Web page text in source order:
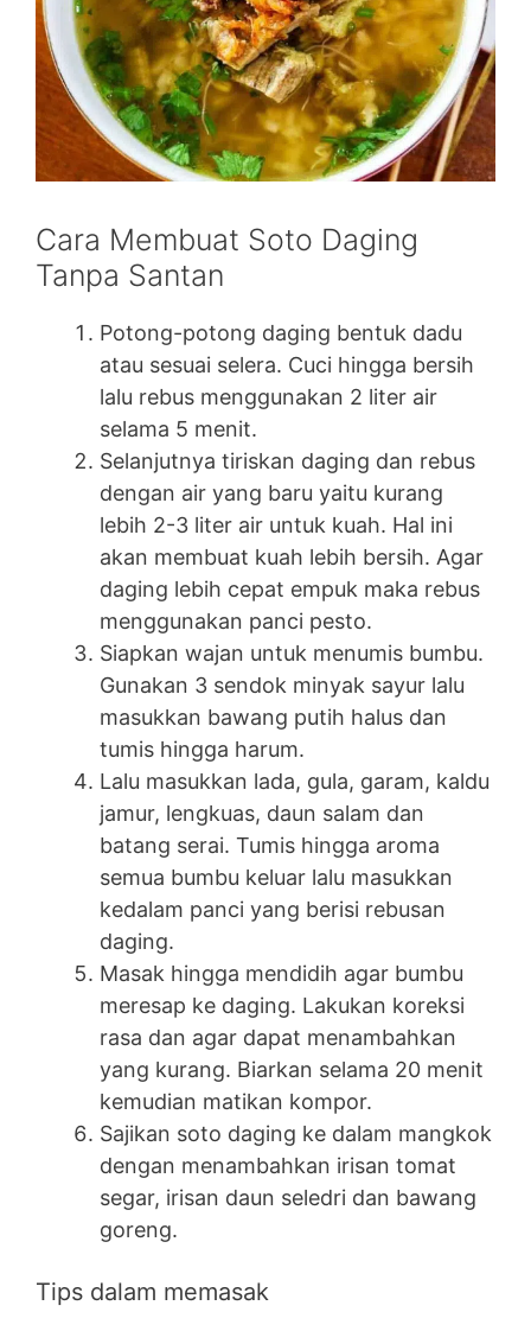
Cara Membuat Soto Daging
Tanpa Santan
Potong-potong daging bentuk dadu
atau sesuai selera. Cuci hingga bersih
lalu rebus menggunakan 2 liter air
selama 5 menit.
Selanjutnya tiriskan daging dan rebus
dengan air yang baru yaitu kurang
lebih 2-3 liter air untuk kuah. Hal ini
akan membuat kuah lebih bersih. Agar
daging lebih cepat empuk maka rebus
menggunakan panci pesto.
Siapkan wajan untuk menumis bumbu.
Gunakan 3 sendok minyak sayur lalu
masukkan bawang putih halus dan
tumis hingga harum.
Lalu masukkan lada, gula, garam, kaldu
jamur, lengkuas, daun salam dan
batang serai. Tumis hingga aroma
semua bumbu keluar lalu masukkan
kedalam panci yang berisi rebusan
daging.
Masak hingga mendidih agar bumbu
meresap ke daging. Lakukan koreksi
rasa dan agar dapat menambahkan
yang kurang. Biarkan selama 20 menit
kemudian matikan kompor.
Sajikan soto daging ke dalam mangkok
dengan menambahkan irisan tomat
segar, irisan daun seledri dan bawang
goreng.
Tips dalam memasak